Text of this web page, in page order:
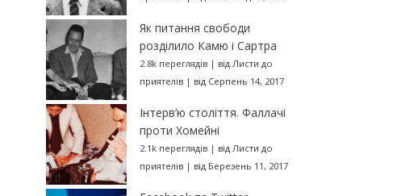
Як питання свободи
розділило Камю і Сартра
2.8k переглядів| від Листи до
приятелів| від Серпень 14, 2017
Інтерв’ю століття. Фаллачі
проти Хомейні
2.1k переглядів| від Листи до
приятелів| від Березень 11, 2017